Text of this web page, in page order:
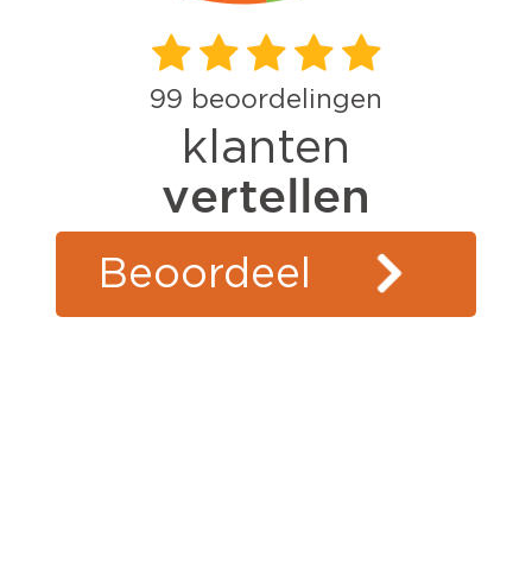
99 beoordelingen
klanten
vertellen
Beoordeel